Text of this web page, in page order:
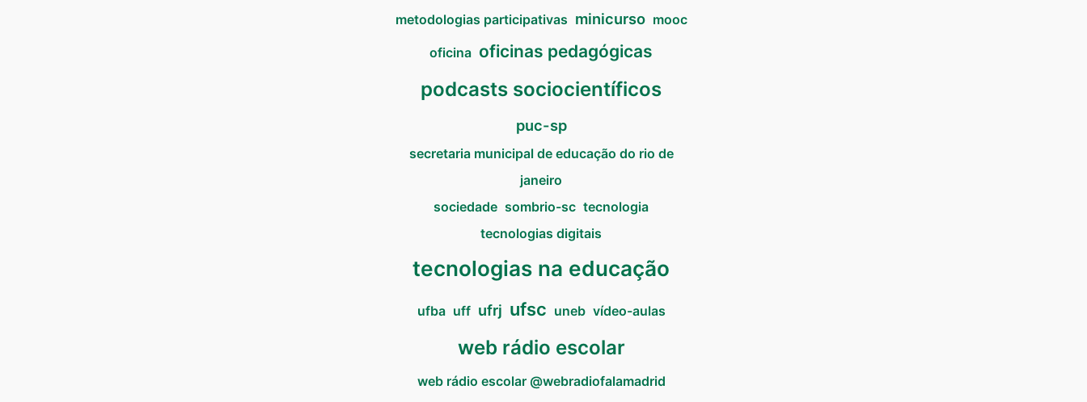
metodologias participativas minicurso mooc
oficina oficinas pedagógicas
podcasts sociocientíficos
puc-sp
secretaria municipal de educação do rio de
janeiro
sociedade sombrio-sc tecnologia
tecnologias digitais
tecnologias na educação
ufba uff ufrj ufsc uneb vídeo-aulas
web rádio escolar
web rádio escolar @webradiofalamadrid